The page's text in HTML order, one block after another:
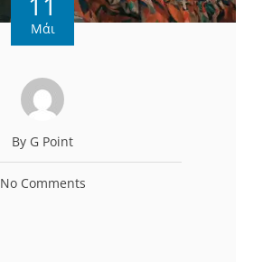
Μάι
By G Point
No Comments